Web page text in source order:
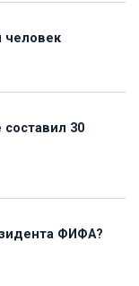
человек
30
ФИФА?